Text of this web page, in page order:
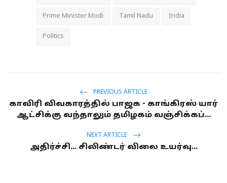
Prime Minister Modi Tamil Nadu India
Politics
PREVIOUS ARTICLE
காவிரி விவகாரத்தில் பாஜக - காங்கிரஸ் யார்
ஆட்சிக்கு வந்தாலும் தமிழகம் வஞ்சிக்கப்...
NEXT ARTICLE
அதிர்ச்சி... சிலிண்டர் விலை உயர்வு...